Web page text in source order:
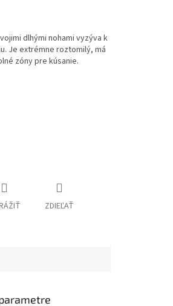
dlhými nohami vyzýva k
Je extrémne roztomilý, má
zóny pre kúsanie.
ZDIEĽAŤ